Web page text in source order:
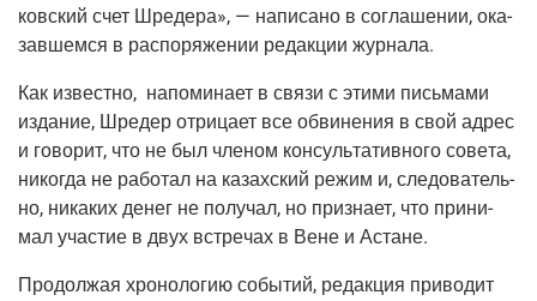
ков­ский счет Шре­де­ра», — напи­са­но в согла­ше­нии, ока­
зав­шем­ся в рас­по­ря­же­нии редак­ции журнала.
Как извест­но, напо­ми­на­ет в свя­зи с эти­ми пись­ма­ми
изда­ние, Шре­дер отри­ца­ет все обви­не­ния в свой адрес
и гово­рит, что не был чле­ном кон­суль­та­тив­но­го сове­та,
нико­гда не рабо­тал на казах­ский режим и, сле­до­ва­тель­
но, ника­ких денег не полу­чал, но при­зна­ет, что при­ни­
мал уча­стие в двух встре­чах в Вене и Астане.
Про­дол­жая хро­но­ло­гию собы­тий, редак­ция при­во­дит